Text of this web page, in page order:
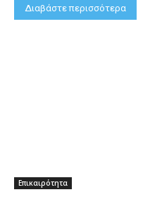
Διαβάστε περισσότερα
Επικαιρότητα